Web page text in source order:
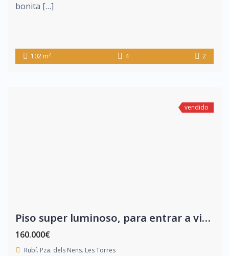
bonita […]
102 m2 4 2
vendido
Piso super luminoso, para entrar a vivir.
160.000€
Rubí. Pza. dels Nens. Les Torres